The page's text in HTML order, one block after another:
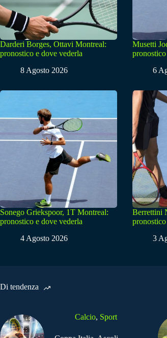
Darderi Borges, Ottavi Montreal:
pronostico e dove vederla
8 Agosto 2026
Musetti
6
Sonego Griekspoor, 1T Montreal:
pronostico e dove vederla
4 Agosto 2026
Berrettini
3
Di tendenza
Calcio, Sport